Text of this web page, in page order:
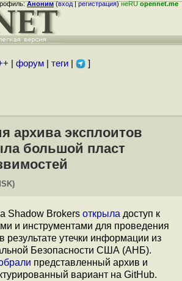
Аноним(вход|регистрация)неRUopennet.me
форум| теги| ]
архива эксплоитов
большой пласт
Shadow Brokers открыла доступ к
и инструментами для проведения
результате утечки информации из
Безопасности США (АНБ).
представленный архив и
вариант на GitHub.